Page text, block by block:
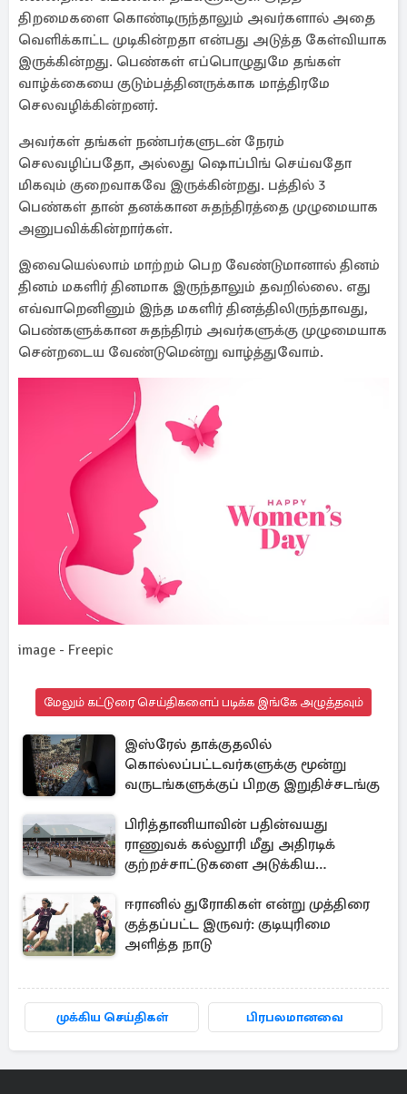
திறமைகளை கொண்டிருந்தாலும் அவர்களால் அதை
வெளிக்காட்ட முடிகின்றதா என்பது அடுத்த கேள்வியாக
இருக்கின்றது. பெண்கள் எப்பொழுதுமே தங்கள்
வாழ்க்கையை குடும்பத்தினருக்காக மாத்திரமே
செலவழிக்கின்றனர்.
அவர்கள் தங்கள் நண்பர்களுடன் நேரம்
செலவழிப்பதோ, அல்லது ஷொப்பிங் செய்வதோ
மிகவும் குறைவாகவே இருக்கின்றது. பத்தில் 3
பெண்கள் தான் தனக்கான சுதந்திரத்தை முழுமையாக
அனுபவிக்கின்றார்கள்.
இவையெல்லாம் மாற்றம் பெற வேண்டுமானால் தினம்
தினம் மகளிர் தினமாக இருந்தாலும் தவறில்லை. எது
எவ்வாறெனினும் இந்த மகளிர் தினத்திலிருந்தாவது,
பெண்களுக்கான சுதந்திரம் அவர்களுக்கு முழுமையாக
சென்றடைய வேண்டுமென்று வாழ்த்துவோம்.
image - Freepic
மேலும் கட்டுரை செய்திகளைப் படிக்க இங்கே அழுத்தவும்
இஸ்ரேல் தாக்குதலில்
கொல்லப்பட்டவர்களுக்கு மூன்று
வருடங்களுக்குப் பிறகு இறுதிச்சடங்கு
பிரித்தானியாவின் பதின்வயது
ராணுவக் கல்லூரி மீது அதிரடிக்
குற்றச்சாட்டுகளை அடுக்கிய
ஈரானில் துரோகிகள் என்று முத்திரை
குத்தப்பட்ட இருவர்: குடியுரிமை
அளித்த நாடு
முக்கிய செய்திகள் பிரபலமானவை